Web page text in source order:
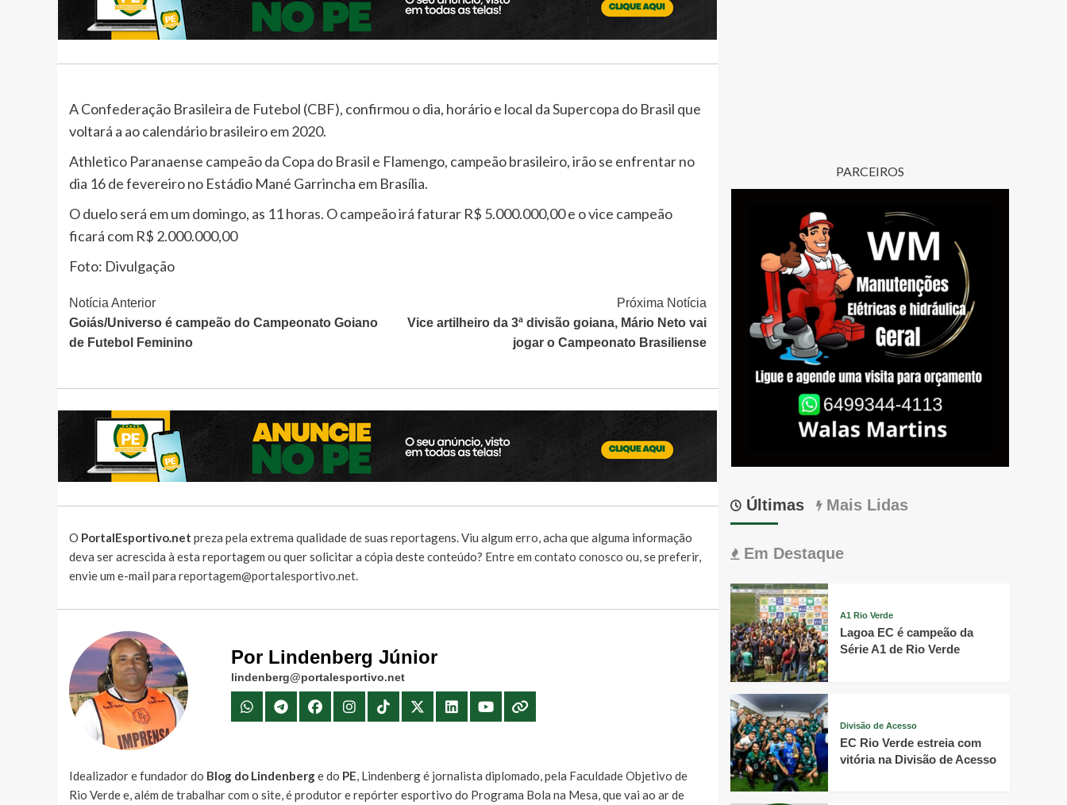
A Confederação Brasileira de Futebol (CBF), confirmou o dia, horário e local da Supercopa do Brasil que
voltará a ao calendário brasileiro em 2020.
Athletico Paranaense campeão da Copa do Brasil e Flamengo, campeão brasileiro, irão se enfrentar no
dia 16 de fevereiro no Estádio Mané Garrincha em Brasília.
O duelo será em um domingo, as 11 horas. O campeão irá faturar R$ 5.000.000,00 e o vice campeão
ficará com R$ 2.000.000,00
Foto: Divulgação
Continue
Lendo
Notícia Anterior
Goiás/Universo é campeão do Campeonato Goiano
de Futebol Feminino
Próxima Notícia
Vice artilheiro da 3ª divisão goiana, Mário Neto vai
jogar o Campeonato Brasiliense
O PortalEsportivo.net preza pela extrema qualidade de suas reportagens. Viu algum erro, acha que alguma informação
deva ser acrescida à esta reportagem ou quer solicitar a cópia deste conteúdo? Entre em contato conosco ou, se preferir,
envie um e-mail para reportagem@portalesportivo.net.
Por Lindenberg Júnior
lindenberg@portalesportivo.net
Idealizador e fundador do Blog do Lindenberge do PE, Lindenberg é jornalista diplomado, pela Faculdade Objetivo de
Rio Verde e, além de trabalhar com o site, é produtor e repórter esportivo do Programa Bola na Mesa, que vai ao ar de
PARCEIROS
Últimas Mais Lidas
Em Destaque
A1 Rio Verde
Lagoa EC é campeão da
Série A1 de Rio Verde
Divisão de Acesso
EC Rio Verde estreia com
vitória na Divisão de Acesso